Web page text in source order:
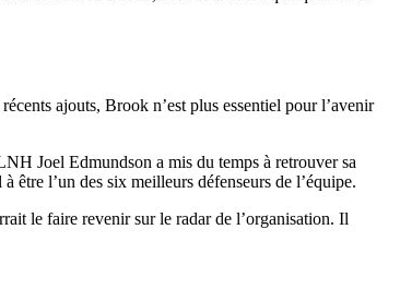
ajouts, Brook n’est plus essentiel pour l’avenir
Joel Edmundson a mis du temps à retrouver sa
l’un des six meilleurs défenseurs de l’équipe.
le faire revenir sur le radar de l’organisation. Il